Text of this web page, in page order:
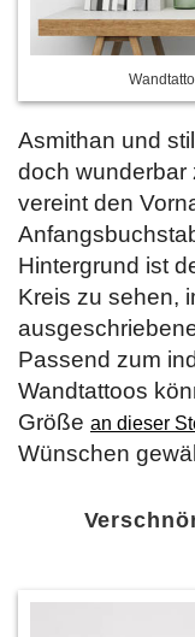
Asmithan und
doch wunderbar
vereint den
Hintergrund ist
Kreis zu sehen,
Passend zum
Wandtattoos
Größe an dieser
Wünschen